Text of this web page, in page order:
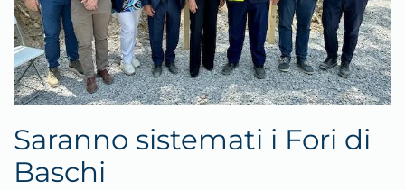
Saranno sistemati i Fori di
Baschi